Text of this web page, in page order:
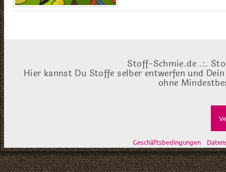
Stoff-Schmie.de .:.
Hier kannst Du Stoffe selber entwerfen und
ohne
Geschäftsbedingungen